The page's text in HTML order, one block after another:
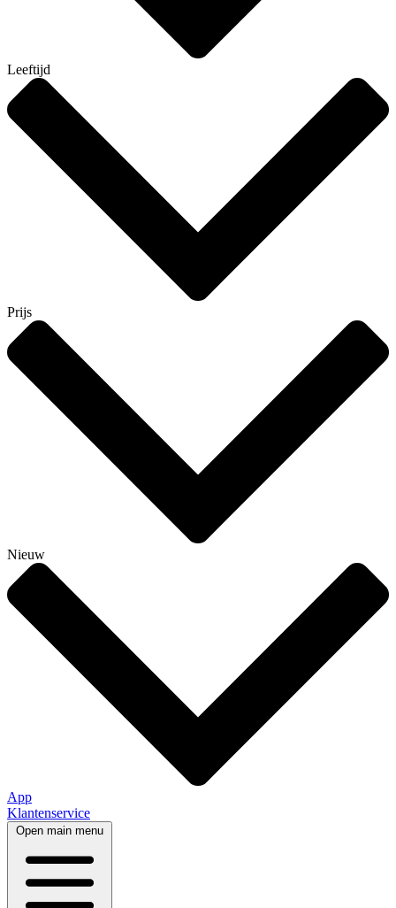
Leeftijd
Prijs
Nieuw
App
Klantenservice
Open main menu